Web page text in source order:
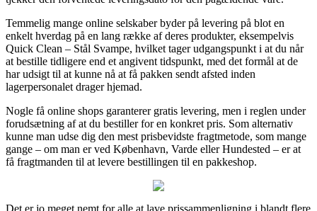
Temmelig mange online selskaber byder på levering på blot en
enkelt hverdag på en lang række af deres produkter, eksempelvis
Quick Clean – Stål Svampe, hvilket tager udgangspunkt i at du når
at bestille tidligere end et angivent tidspunkt, med det formål at de
har udsigt til at kunne nå at få pakken sendt afsted inden
lagerpersonalet drager hjemad.
Nogle få online shops garanterer gratis levering, men i reglen under
forudsætning af at du bestiller for en konkret pris. Som alternativ
kunne man udse dig den mest prisbevidste fragtmetode, som mange
gange – om man er ved København, Varde eller Hundested – er at
få fragtmanden til at levere bestillingen til en pakkeshop.
Det er jo meget nemt for alle at lave prissammenligning i blandt flere